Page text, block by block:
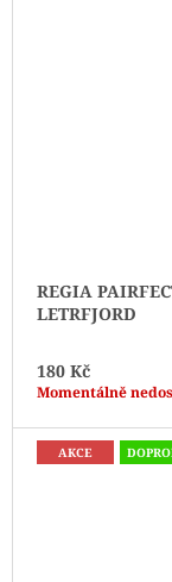
REGIA
LETRFJORD
180 Kč
Momentálně
AKCE